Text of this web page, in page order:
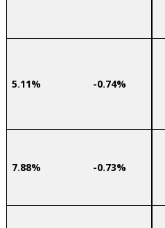
-0.74%
5.11%
-0.73%
7.88%